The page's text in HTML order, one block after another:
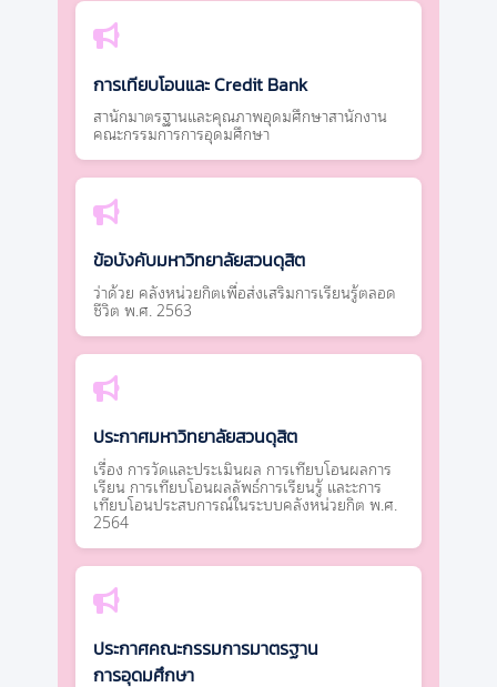
การเทียบโอนและ Credit Bank
สานักมาตรฐานและคุณภาพอุดมศึกษาสานักงาน
คณะกรรมการการอุดมศึกษา
ข้อบังคับมหาวิทยาลัยสวนดุสิต
ว่าด้วย คลังหน่วยกิตเพื่อส่งเสริมการเรียนรู้ตลอด
ชีวิต พ.ศ. 2563
ประกาศมหาวิทยาลัยสวนดุสิต
เรื่อง การวัดและประเมินผล การเทียบโอนผลการ
เรียน การเทียบโอนผลลัพธ์การเรียนรู้ และะการ
เทียบโอนประสบการณ์ในระบบคลังหน่วยกิต พ.ศ.
2564
ประกาศคณะกรรมการมาตรฐาน
การอุดมศึกษา